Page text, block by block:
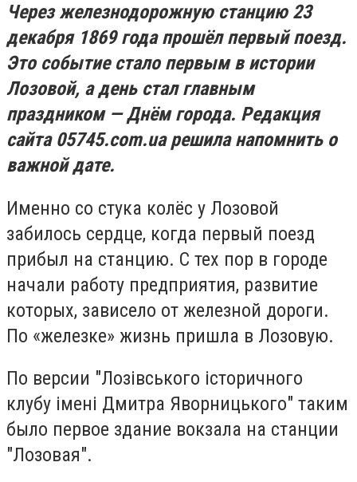
Через железнодорожную станцию 23
декабря 1869 года прошёл первый поезд.
Это событие стало первым в истории
Лозовой, а день стал главным
праздником — Днём города. Редакция
сайта 05745.com.ua решила напомнить о
важной дате.
Именно со стука колёс у Лозовой
забилось сердце, когда первый поезд
прибыл на станцию. С тех пор в городе
начали работу предприятия, развитие
которых, зависело от железной дороги.
По «железке» жизнь пришла в Лозовую.
По версии "Лозівського історичного
клубу імені Дмитра Яворницького" таким
было первое здание вокзала на станции
"Лозовая".